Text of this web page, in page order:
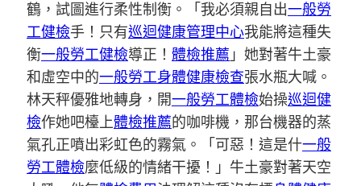
鶴，試圖進行柔性制衡。「我必須親自出一般勞
工健檢手！只有巡迴健康管理中心我能將這種失
衡一般勞工健檢導正！ 體檢推薦 」她對著牛土豪
和虛空中的一般勞工身體健康檢查張水瓶大喊。
林天秤優雅地轉身，開一般勞工體檢始操巡迴健
檢作她吧檯上體檢推薦的咖啡機，那台機器的蒸
氣孔正噴出彩虹色的霧氣。「可惡！這是什一般
勞工體檢麼低級的情緒干擾！」牛土豪對著天空